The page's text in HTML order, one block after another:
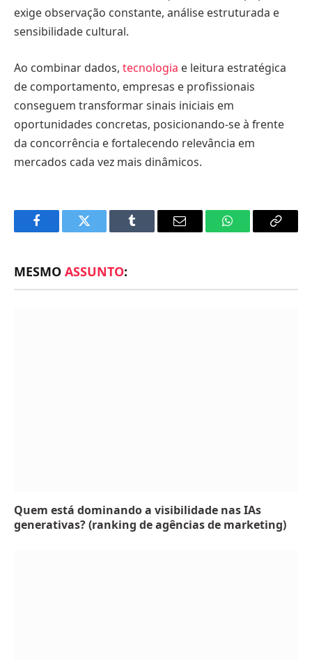
exige observação constante, análise estruturada e
sensibilidade cultural.
Ao combinar dados, tecnologia e leitura estratégica
de comportamento, empresas e profissionais
conseguem transformar sinais iniciais em
oportunidades concretas, posicionando-se à frente
da concorrência e fortalecendo relevância em
mercados cada vez mais dinâmicos.
FacebookTwitter Tumblr Email WhatsAppCopy
MESMO ASSUNTO:
Quem está dominando a visibilidade nas IAs
generativas? (ranking de agências de marketing)